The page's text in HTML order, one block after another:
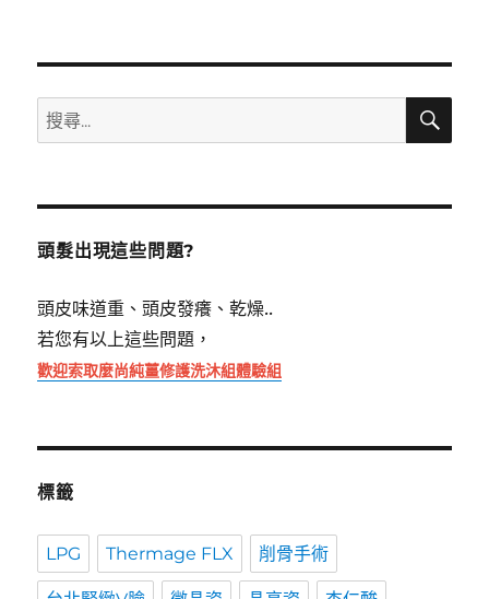
搜
尋
鍵
搜
頭髮出現這些問題?
頭皮味道重、頭皮發癢、乾燥..
若您有以上這些問題，
歡迎索取麼尚純薑修護洗沐組體驗組
標籤
LPG Thermage FLX 削骨手術